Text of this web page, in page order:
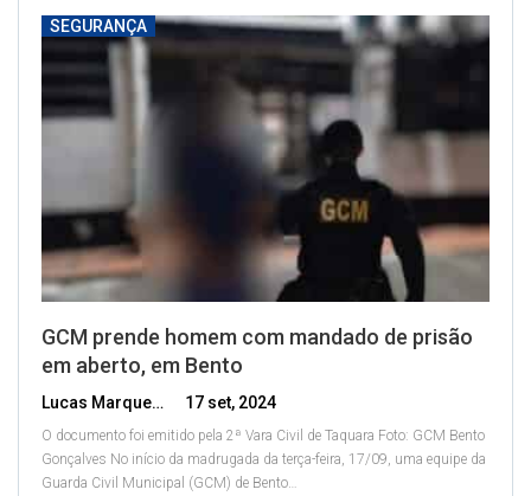
SEGURANÇA
GCM prende homem com mandado de prisão
em aberto, em Bento
Lucas Marques 17 set, 2024
O documento foi emitido pela 2ª Vara Civil de Taquara Foto: GCM Bento
Gonçalves No início da madrugada da terça-feira, 17/09, uma equipe da
Guarda Civil Municipal (GCM) de Bento…